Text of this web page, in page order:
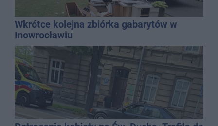
Wkrótce kolejna zbiórka gabarytów w
Inowrocławiu